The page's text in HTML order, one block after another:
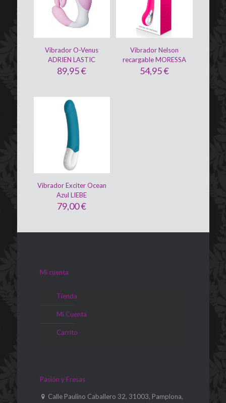
Vibrador O-Venus
ADRIEN LASTIC
89,95€
Vibrador Nelson
recargable MORESSA
54,95€
Vibrador Exciter Ocean
Azul LIEBE
79,00€
Mi cuenta
Tienda
Mi Cuenta
Carrito
Pasión y Fresas
Calle Paulino Caballero 32, 31003, Pamplona,